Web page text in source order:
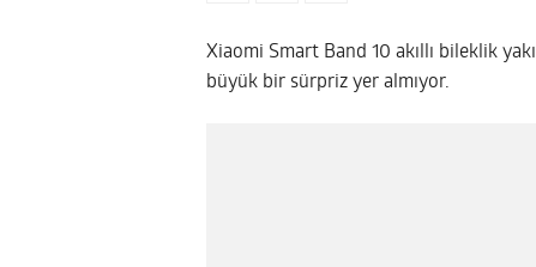
Xiaomi Smart Band 10 akıllı bileklik
büyük bir sürpriz yer almıyor.